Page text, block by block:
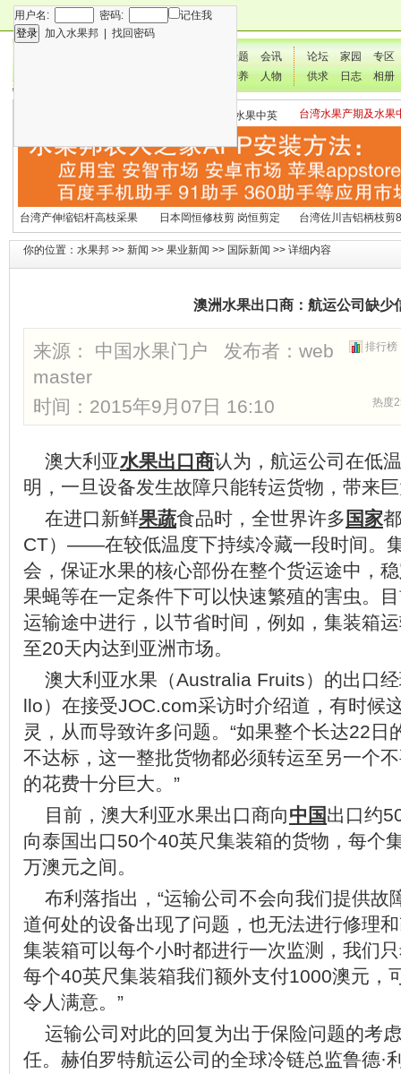
用户名: 密码:
记住我
加入水果邦
找回密码
专题
会讯
营养 人物
论坛 家园
专区
供求
日志 相册
国外水果产期及水果中英
台湾水果产期及水果
文表
台湾产伸缩铝杆高枝采果
剪2270#
日本岡恒修枝剪 岗恒剪定
铗200
台湾佐川吉铝柄枝剪
（欧洲款式）
你的位置： 水果邦 >> 新闻 >> 果业新闻 >> 国际新闻 >> 详细内容
澳洲水果出口商：航运公司缺少
排行榜
来源： 中国水果门户 发布者： web
master
热度
时间：2015年9月07日 16:10
澳大利亚水果出口商认为，航运公司在低
明，一旦设备发生故障只能转运货物，带来
在进口新鲜果蔬食品时，全世界许多 国家
CT）——在较低温度下持续冷藏一段时间。
会，保证水果的核心部份在整个货运途中，
果蝇等在一定条件下可以快速繁殖的害虫。
运输途中进行，以节省时间，例如，集装箱
至20天内达到亚洲市场。
澳大利亚水果（Australia Fruits）的出口
llo）在接受JOC.com采访时介绍道，有时候
灵，从而导致许多问题。“如果整个长达22日
不达标，这一整批货物都必须转运至另一个
的花费十分巨大。”
目前，澳大利亚水果出口商向中国出口约
向泰国出口50个40英尺集装箱的货物，每个
万澳元之间。
布利落指出，“运输公司不会向我们提供故
道何处的设备出现了问题，也无法进行修理
集装箱可以每个小时都进行一次监测，我们
每个40英尺集装箱我们额外支付1000澳元，
令人满意。”
运输公司对此的回复为出于保险问题的考
任。赫伯罗特航运公司的全球冷链总监鲁德·